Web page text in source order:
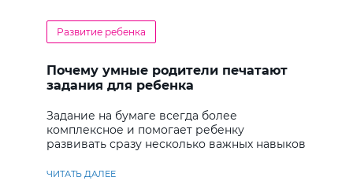
Развитие ребенка
Почему умные родители печатают
задания для ребенка
Задание на бумаге всегда более
комплексное и помогает ребенку
развивать сразу несколько важных навыков
ЧИТАТЬ ДАЛЕЕ